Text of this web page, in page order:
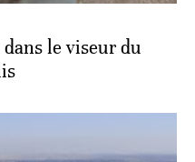
le viseur du